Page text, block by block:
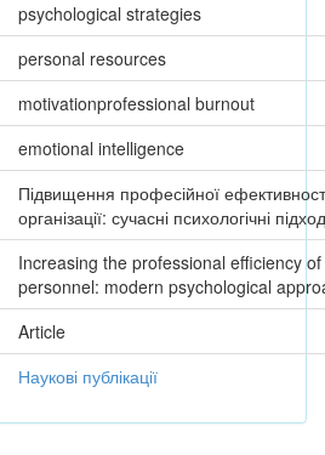
psychological strategies
personal resources
motivationprofessional burnout
emotional intelligence
Підвищення професійної
організації: сучасні психологічні
Increasing the professional efficiency
personnel: modern psychological
Article
Наукові публікації